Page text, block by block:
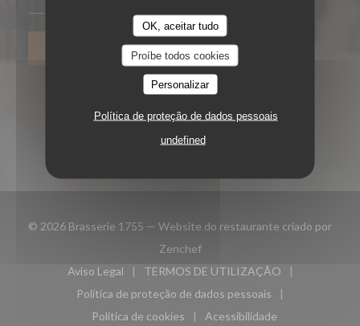
OK, aceitar tudo
Proíbe todos cookies
Personalizar
Política de proteção de dados pessoais
undefined
RESERVAR UMA MESA
© 2026 Brasserie 1755 — Website do restaurante criado por
Zenchef((abre numa nova janela))
Aviso Legal
((abre numa nova janela))
TERMOS DE UTILIZAÇÃO
((abre numa nova janela))
Política de proteção de dados pessoais
((abre numa nova janela))
Política de cookies
Acessibilidade